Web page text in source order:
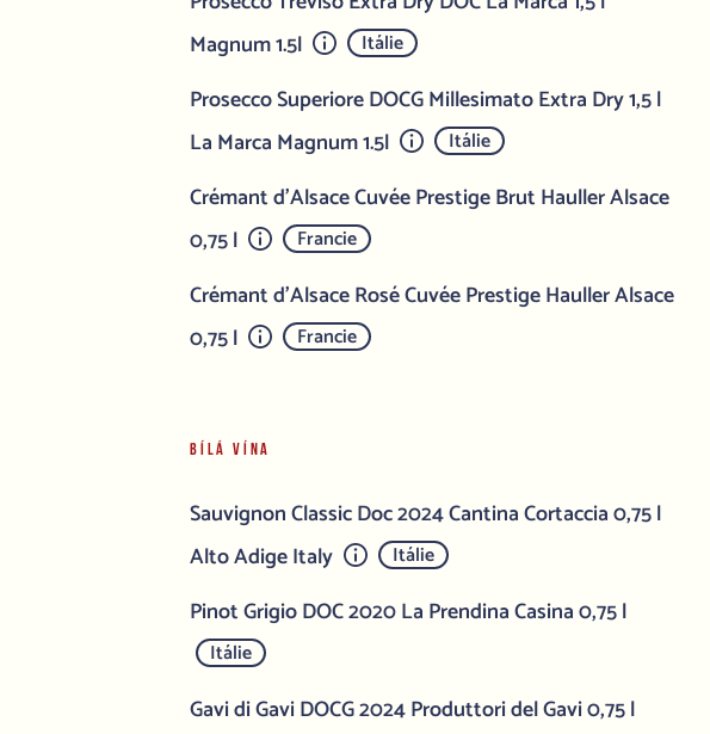
Magnum 1.5l
Itálie
Prosecco Superiore DOCG Millesimato Extra Dry 1,5 l
La Marca Magnum 1.5l
Itálie
Crémant d'Alsace Cuvée Prestige Brut Hauller Alsace
0,75 l
Francie
Crémant d'Alsace Rosé Cuvée Prestige Hauller Alsace
0,75 l
Francie
BÍLÁ VÍNA
Sauvignon Classic Doc 2024 Cantina Cortaccia 0,75 l
Alto Adige Italy
Itálie
Pinot Grigio DOC 2020 La Prendina Casina 0,75 l
Itálie
Gavi di Gavi DOCG 2024 Produttori del Gavi 0,75 l